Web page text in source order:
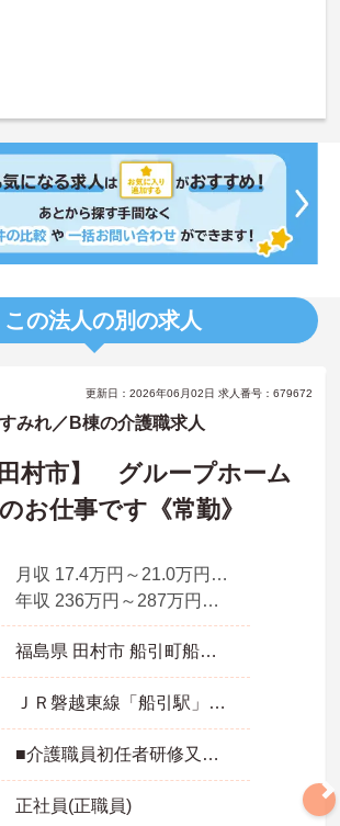
この法人の別の求人
更新日：2026年06月02日 求人番号：679672
みれ／B棟の介護職求人
田村市】 グループホーム
お仕事です《常勤》
月収 17.4万円～21.0万円程度（夜勤5回分手当、処遇改善手当込）
年収 236万円～287万円程度（賞与2.0ヵ月の場合）
福島県 田村市 船引町船引字砂子田1-1
ＪＲ磐越東線「船引駅」徒歩5分
■介護職員初任者研修又はホームヘルパー2級以上の資格があれば尚可 ※未経験相談可能 ■普通自動車運転免許（AT限定可／必須）
正社員(正職員)